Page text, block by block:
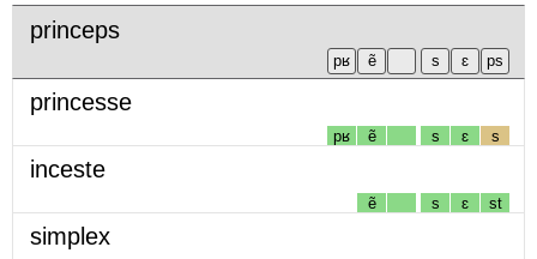
princeps
princesse
pʁ ẽ s ɛ s
inceste
ẽ s ɛ st
simplex